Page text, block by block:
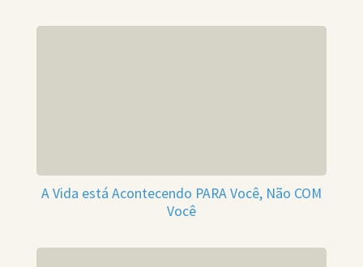
A Vida está Acontecendo PARA Você, Não COM
Você